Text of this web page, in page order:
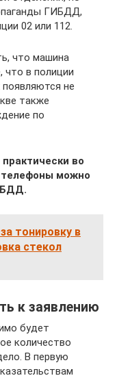
ГИБДД,
02 или 112.
что машина
что в полиции
не
также
по
во
телефоны можно
тонировку в
стекол
к заявлению
будет
количество
В первую